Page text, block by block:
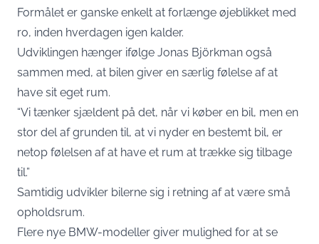
Formålet er ganske enkelt at forlænge øjeblikket med
ro, inden hverdagen igen kalder.
Udviklingen hænger ifølge Jonas Björkman også
sammen med, at bilen giver en særlig følelse af at
have sit eget rum.
“Vi tænker sjældent på det, når vi køber en bil, men en
stor del af grunden til, at vi nyder en bestemt bil, er
netop følelsen af ​​at have et rum at trække sig tilbage
til.”
Samtidig udvikler bilerne sig i retning af at være små
opholdsrum.
Flere nye BMW-modeller giver mulighed for at se